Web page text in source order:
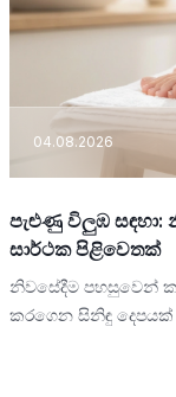
04.08.2026
පැළුණු විලුඹ සඳහා:
සාර්ථක පිළිවෙතක්
නිවසේදීම පහසුවෙන්
කරගෙන සිනිඳු